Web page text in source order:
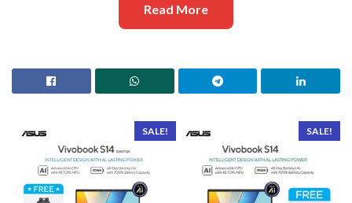
Read More
SALE! SALE!